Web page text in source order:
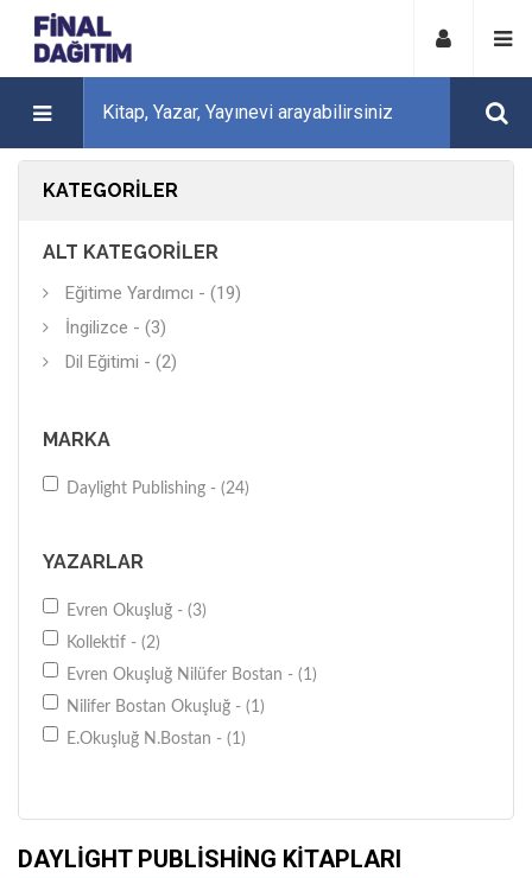
KATEGORILER
ALT KATEGORILER
Eğitime Yardımcı - (19)
İngilizce - (3)
Dil Eğitimi - (2)
MARKA
Daylight Publishing - (24)
YAZARLAR
Evren Okuşluğ - (3)
Kollektif - (2)
Evren Okuşluğ Nilüfer Bostan - (1)
Nilifer Bostan Okuşluğ - (1)
E.Okuşluğ N.Bostan - (1)
DAYLIGHT PUBLISHING KITAPLARI